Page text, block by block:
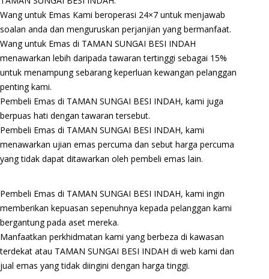
Wang untuk Emas Kami beroperasi 24×7 untuk menjawab
soalan anda dan menguruskan perjanjian yang bermanfaat.
Wang untuk Emas di TAMAN SUNGAI BESI INDAH
menawarkan lebih daripada tawaran tertinggi sebagai 15%
untuk menampung sebarang keperluan kewangan pelanggan
penting kami.
Pembeli Emas di TAMAN SUNGAI BESI INDAH, kami juga
berpuas hati dengan tawaran tersebut.
Pembeli Emas di TAMAN SUNGAI BESI INDAH, kami
menawarkan ujian emas percuma dan sebut harga percuma
yang tidak dapat ditawarkan oleh pembeli emas lain.
Pembeli Emas di TAMAN SUNGAI BESI INDAH, kami ingin
memberikan kepuasan sepenuhnya kepada pelanggan kami
bergantung pada aset mereka.
Manfaatkan perkhidmatan kami yang berbeza di kawasan
terdekat atau TAMAN SUNGAI BESI INDAH di web kami dan
jual emas yang tidak diingini dengan harga tinggi.